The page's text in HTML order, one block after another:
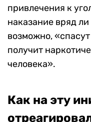
привлечения к
наказание вряд
возможно,
получит
человека».
Как на эту